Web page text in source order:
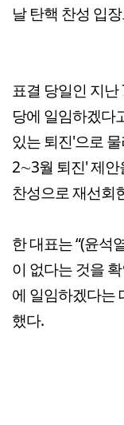
날 탄핵 찬성 입
표결 당일인 지
당에 일임하겠다
있는 퇴진'으로
2∼3월 퇴진' 제안
찬성으로 재선회
한 대표는 “(윤석
이 없다는 것을
에 일임하겠다는
했다.